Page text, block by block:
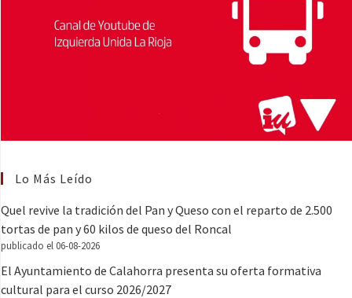
Lo Más Leído
Quel revive la tradición del Pan y Queso con el reparto de 2.500
tortas de pan y 60 kilos de queso del Roncal
publicado el 06-08-2026
El Ayuntamiento de Calahorra presenta su oferta formativa
cultural para el curso 2026/2027